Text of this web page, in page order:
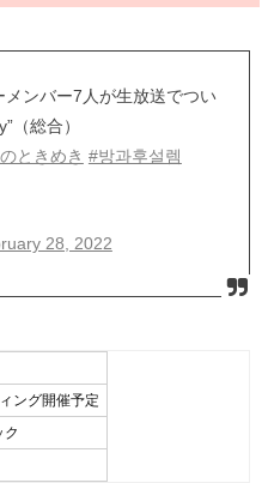
メンバー7人が生放送でつい
（総合）
ときめき #방과후설렘
28, 2022
ング開催予定
ク